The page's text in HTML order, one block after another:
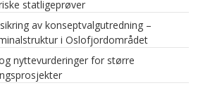
statligeprøver
av konseptvalgutredning –
i Oslofjordområdet
nyttevurderinger for større